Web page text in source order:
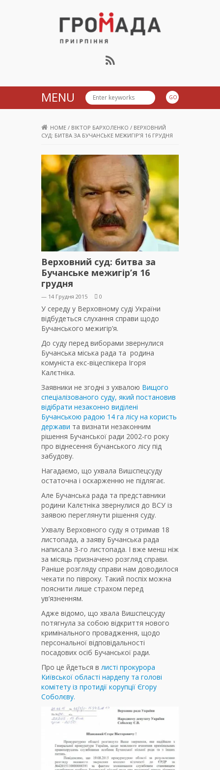
Громада Приірпіння
MENU
HOME / ВІКТОР БАРХОЛЕНКО / ВЕРХОВНИЙ
СУД: БИТВА ЗА БУЧАНСЬКЕ МЕЖИГІР’Я 16 ГРУДНЯ
Верховний суд: битва за
Бучанське межигір’я 16
грудня
— 14 Грудня 2015 0
У середу у Верховному суді України
відбудеться слухання справи щодо
Бучанського межигір’я.
До суду перед виборами звернулися
Бучанська міська рада та родина
комуніста екс-віцеспікера Ігоря
Калєтніка.
Заявники не згодні з ухвалою Вищого
спеціалізованого суду, який постановив
відібрати незаконно виділені
Бучанською радою 14 га лісу на користь
держави та визнати незаконним
рішення Бучанської ради 2002-го року
про віднесення бучанського лісу під
забудову.
Нагадаємо, що ухвала Вишспецсуду
остаточна і оскарженню не підлягає.
Але Бучанська рада та представники
родини Калєтніка звернулися до ВСУ із
заявою переглянути рішення суду.
Ухвалу Верховного суду я отримав 18
листопада, а заяву Бучанська рада
написала 3-го листопада. І вже менш ніж
за місяць призначено розгляд справи.
Раніше розгляду справи нам доводилося
чекати по півроку. Такий поспіх можна
пояснити лише страхом перед
ув’язненням.
Адже відомо, що хвала Вишспецсуду
потягнула за собою відкриття нового
кримінального провадження, щодо
персональної відповідальності
посадових осіб Бучанської ради.
Про це йдеться в листі прокурора
Київської області нардепу та голові
комітету із протидії корупції Єгору
Соболєву.